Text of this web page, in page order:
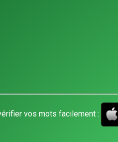
vos mots facilement :